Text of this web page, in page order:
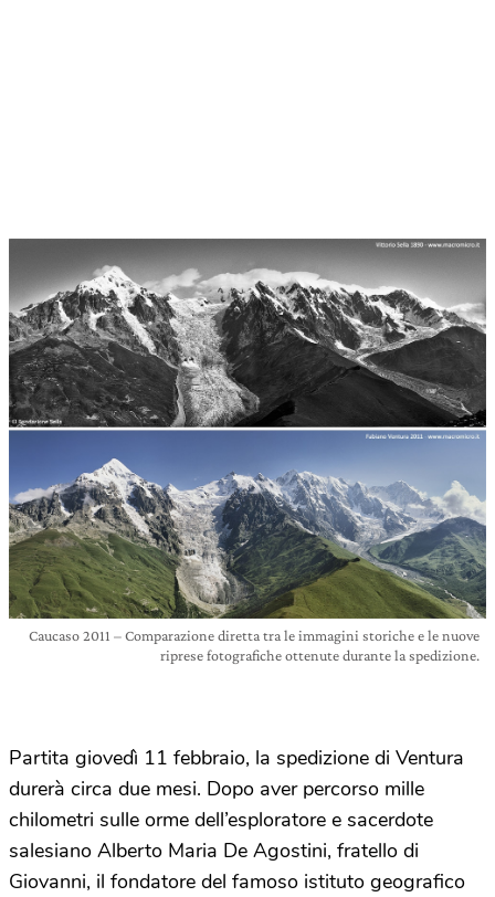
Caucaso 2011 – Comparazione diretta tra le immagini storiche e le nuove
riprese fotografiche ottenute durante la spedizione.
Partita giovedì 11 febbraio, la spedizione di Ventura
durerà circa due mesi. Dopo aver percorso mille
chilometri sulle orme dell’esploratore e sacerdote
salesiano Alberto Maria De Agostini, fratello di
Giovanni, il fondatore del famoso istituto geografico